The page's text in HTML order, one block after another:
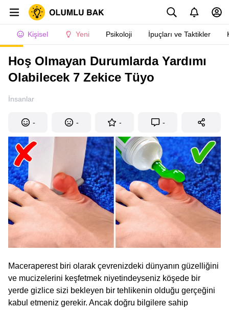
Kişisel Yeni Psikoloji İpuçları ve Taktikler
Hoş Olmayan Durumlarda Yardımı
Olabilecek 7 Zekice Tüyo
İnsanlar
- - - -
Maceraperest biri olarak çevrenizdeki dünyanın güzelliğini
ve mucizelerini keşfetmek niyetindeyseniz köşede bir
yerde gizlice sizi bekleyen bir tehlikenin olduğu gerçeğini
kabul etmeniz gerekir. Ancak doğru bilgilere sahip